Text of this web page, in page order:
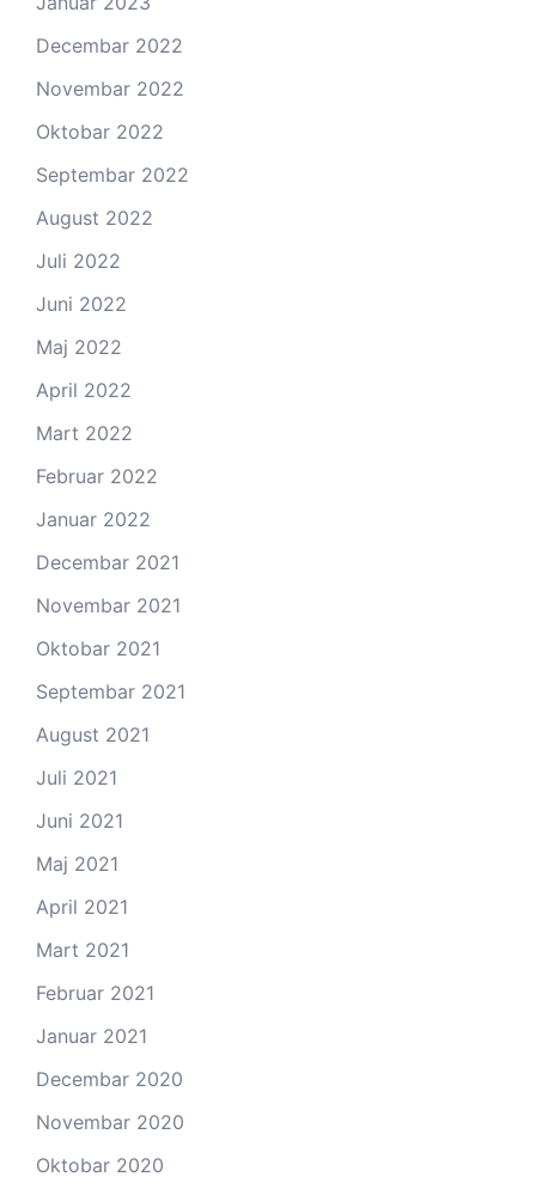
Decembar 2022
Novembar 2022
Oktobar 2022
Septembar 2022
August 2022
Juli 2022
Juni 2022
Maj 2022
April 2022
Mart 2022
Februar 2022
Januar 2022
Decembar 2021
Novembar 2021
Oktobar 2021
Septembar 2021
August 2021
Juli 2021
Juni 2021
Maj 2021
April 2021
Mart 2021
Februar 2021
Januar 2021
Decembar 2020
Novembar 2020
Oktobar 2020